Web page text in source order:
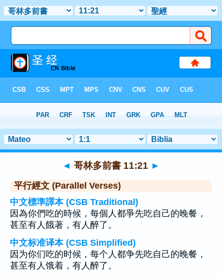
章 11> 聖經金句 21
◄ 哥林多前書 11:21 ►
平行經文 (Parallel Verses)
中文標準譯本 (CSB Traditional)
因為你們吃的時候，每個人都爭先吃自己的晚餐，
甚至有人餓著，有人醉了。
中文标准译本 (CSB Simplified)
因为你们吃的时候，每个人都争先吃自己的晚餐，
甚至有人饿着，有人醉了。